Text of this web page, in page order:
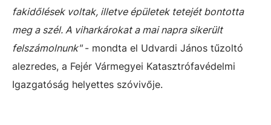
fakidőlések voltak, illetve épületek tetejét bontotta
meg a szél. A viharkárokat a mai napra sikerült
felszámolnunk"- mondta el Udvardi János tűzoltó
alezredes, a Fejér Vármegyei Katasztrófavédelmi
Igazgatóság helyettes szóvivője.